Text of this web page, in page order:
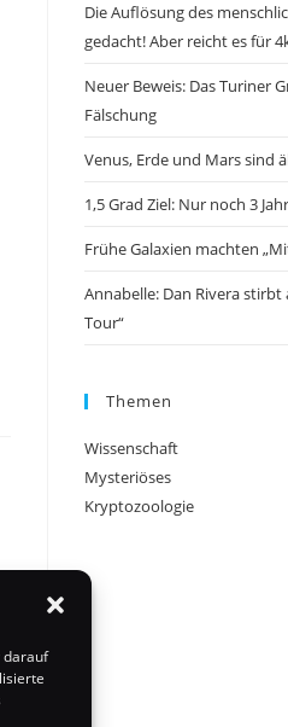
darauf
Die Auflösung des
gedacht! Aber reicht es für
Neuer Beweis: Das Turiner
Fälschung
Venus, Erde und Mars sind
1,5 Grad Ziel: Nur noch 3
Frühe Galaxien machten
Annabelle: Dan Rivera
Tour“
Themen
Wissenschaft
Mysteriöses
Kryptozoologie